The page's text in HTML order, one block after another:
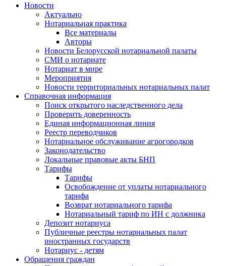
Новости
Актуально
Нотариальная практика
Все материалы
Авторы
Новости Белорусской нотариальной палаты
СМИ о нотариате
Нотариат в мире
Мероприятия
Новости территориальных нотариальных палат
Справочная информация
Поиск открытого наследственного дела
Проверить доверенность
Единая информационная линия
Реестр переводчиков
Нотариальное обслуживание агрогородков
Законодательство
Локальные правовые акты БНП
Тарифы
Тарифы
Освобождение от уплаты нотариального
тарифа
Возврат нотариального тарифа
Нотариальный тариф по ИН с должника
Депозит нотариуса
Публичные реестры нотариальных палат
иностранных государств
Нотариус - детям
Обращения граждан